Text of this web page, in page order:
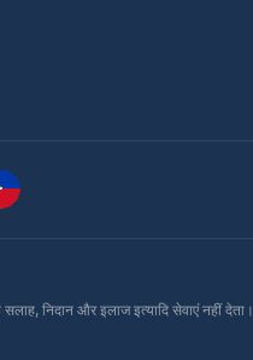
निदान और इलाज इत्यादि सेवाएं नहीं देता।